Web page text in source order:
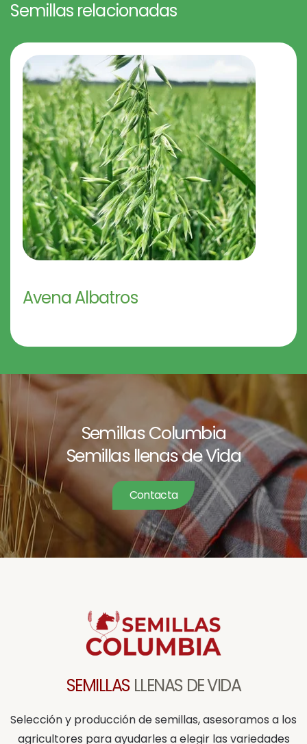
Semillas relacionadas
Avena Albatros
Semillas Columbia
Semillas llenas de Vida
Contacta
SEMILLAS LLENAS DE VIDA
Selección y producción de semillas, asesoramos a los
agricultores para ayudarles a elegir las variedades